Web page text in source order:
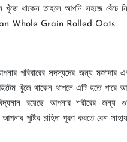
খুঁজে থাকেন তাহলে আপনি সহজে বেঁচে
Whole Grain Rolled Oats
পরিবারের সদস্যদের জন্য মজাদার
খুঁজে থাকেন থাপলে এটি হতে পারে
রয়েছে আপনার শরীরের জন্য
আপনার পুষ্টির চাহিদা পূরণ করতে বেশ